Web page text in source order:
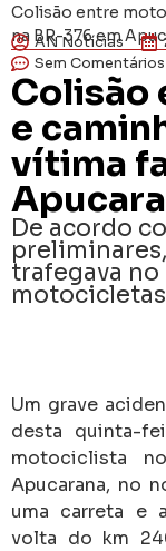
Colisão entre
na BR-376 em
AN Notícias
Sem Comentários
Colisão
e
vítima
De acordo
trafegava
motocicletas
Um grave
desta quinta-
motociclista
Apucarana, no
uma carreta e
volta do km